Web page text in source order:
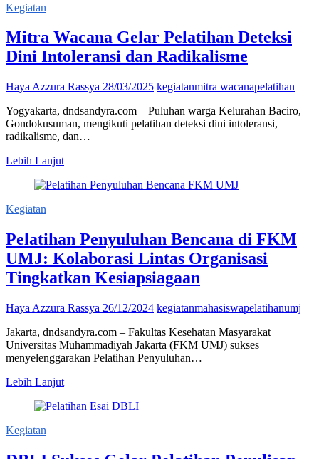
Perkuat
Narasi
Perdamaian
Toleransi
Media
Sosial
Kegiatan
Mitra Wacana Gelar Pelatihan Deteksi
Dini Intoleransi dan Radikalisme
Haya Azzura Rassya 28/03/2025 kegiatanmitra wacanapelatihan
Yogyakarta, dndsandyra.com – Puluhan warga Kelurahan Baciro,
Gondokusuman, mengikuti pelatihan deteksi dini intoleransi,
radikalisme, dan…
Lebih LanjutMitra
Gelar
Intoleransi
dan
Radikalisme
Kegiatan
Pelatihan Penyuluhan Bencana di FKM
UMJ: Kolaborasi Lintas Organisasi
Tingkatkan Kesiapsiagaan
Haya Azzura Rassya 26/12/2024 kegiatanmahasiswapelatihanumj
Jakarta, dndsandyra.com – Fakultas Kesehatan Masyarakat
Universitas Muhammadiyah Jakarta (FKM UMJ) sukses
menyelenggarakan Pelatihan Penyuluhan…
Lebih LanjutPelatihan
Bencana
Kegiatan